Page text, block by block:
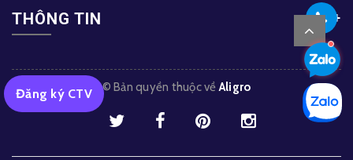
THÔNG TIN
© Bản quyền thuộc vềAligro
Đăng ký CTV